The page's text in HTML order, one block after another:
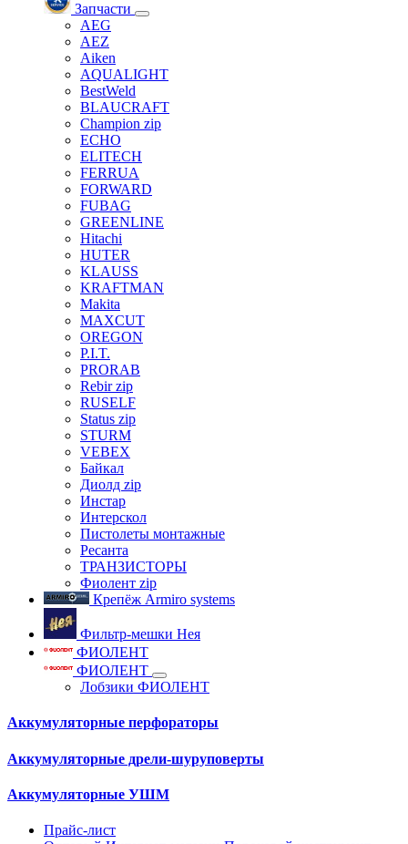
Запчасти
AEG
AEZ
Aiken
AQUALIGHT
BestWeld
BLAUCRAFT
Champion zip
ECHO
ELITECH
FERRUA
FORWARD
FUBAG
GREENLINE
Hitachi
HUTER
KLAUSS
KRAFTMAN
Makita
MAXCUT
OREGON
P.I.T.
PRORAB
Rebir zip
RUSELF
Status zip
STURM
VEBEX
Байкал
Диолд zip
Инстар
Интерскол
Пистолеты монтажные
Ресанта
ТРАНЗИСТОРЫ
Фиолент zip
Крепёж Armiro systems
Фильтр-мешки Нея
ФИОЛЕНТ
ФИОЛЕНТ
Лобзики ФИОЛЕНТ
Аккумуляторные перфораторы
Аккумуляторные дрели-шуруповерты
Аккумуляторные УШМ
Прайс-лист